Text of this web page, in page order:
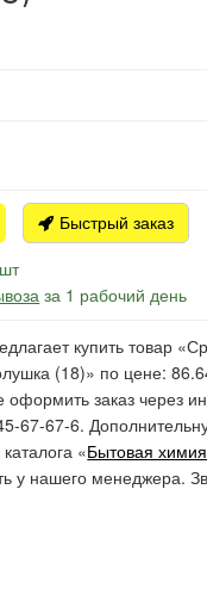
Быстрый заказ
за 1 рабочий день
купить товар
(18)» по цене:
заказ через
67-67-6.
«Бытовая
у нашего менеджера.